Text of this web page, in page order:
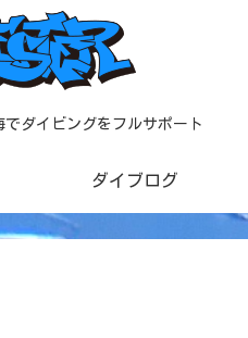
ダイビングをフルサポート
ダイブログ